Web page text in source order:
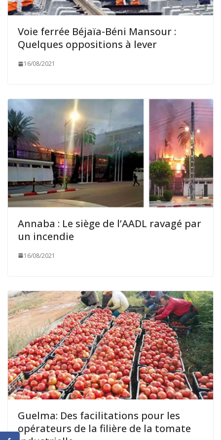
Voie ferrée Béjaïa-Béni Mansour :
Quelques oppositions à lever
16/08/2021
Annaba : Le siège de l’AADL ravagé par
un incendie
16/08/2021
Guelma: Des facilitations pour les
opérateurs de la filière de la tomate